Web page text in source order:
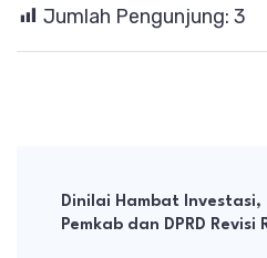
Jumlah Pengunjung: 3
Navigation
Dinilai Hambat Investasi,
Pemkab dan DPRD Revisi